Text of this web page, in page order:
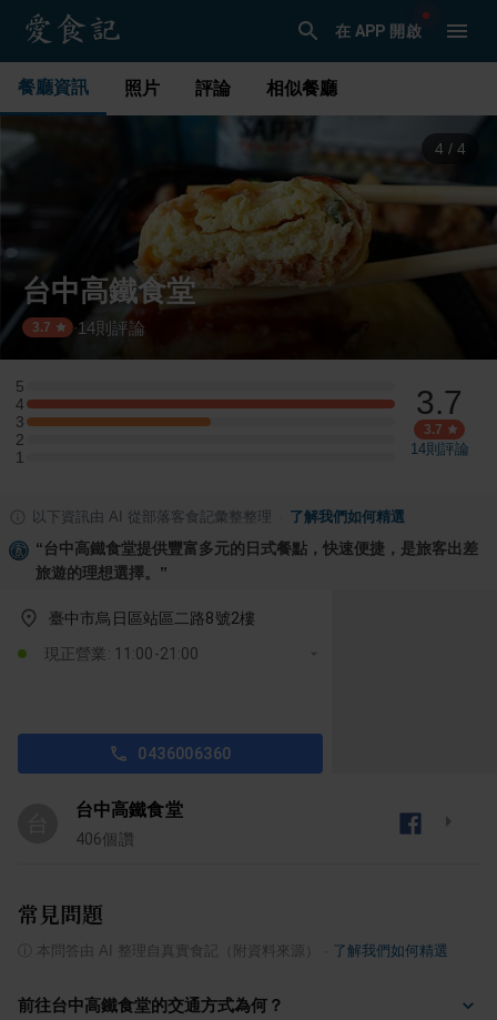
在 APP 開啟
餐廳資訊 照片 評論 相似餐廳
1 / 4
台中高鐵食堂
3.7 ·14則評論
5
5 星：0 則評論
4
4 星：2 則評論
3
3 星：1 則評論
2
2 星：0 則評論
1
1 星：0 則評論
3.7
3.7
14則評論
以下資訊由 AI 從部落客食記彙整整理 了解我們如何精選
“台中高鐵食堂提供豐富多元的日式餐點，快速便捷，是旅客出差
旅遊的理想選擇。 ”
臺中市烏日區站區二路8號2樓
現正營業: 11:00-21:00
0436006360
台中高鐵食堂
406個讚
常見問題
本問答由 AI 整理自真實食記（附資料來源） 了解我們如何精選
前往台中高鐵食堂的交通方式為何？